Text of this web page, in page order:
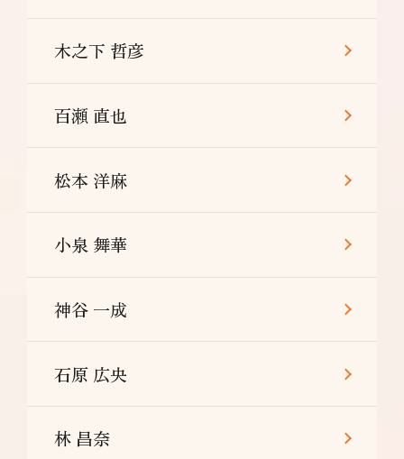
木之下 哲彦
百瀬 直也
松本 洋麻
小泉 舞華
神谷 一成
石原 広央
林 昌奈